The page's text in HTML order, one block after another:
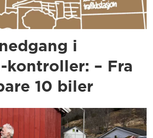
i
kontroller: – Fra
10 biler